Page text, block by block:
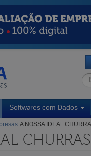
Softwares com Dados
A NOSSA IDEAL